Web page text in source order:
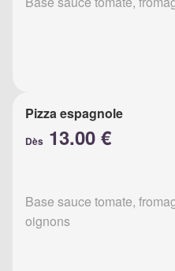
Pizza espagnole
Dès 13.00 €
Base sauce tomate,
oignons